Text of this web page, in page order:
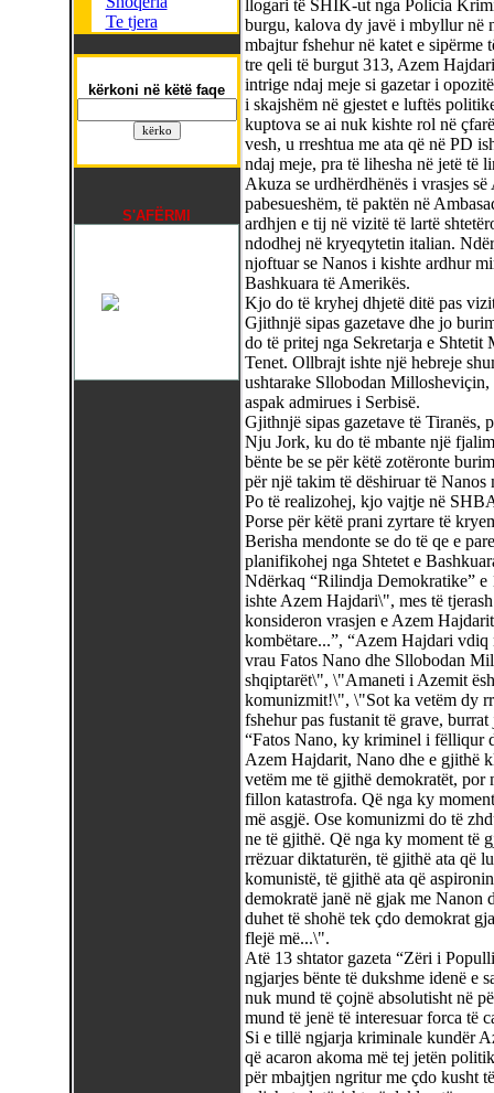
Te tjera
kërkoni në këtë faqe
S'AFËRMI
llogari të SHIK-ut nga Policia
burgu, kalova dy javë i mbyllur në
mbajtur fshehur në katet e sipërme
tre qeli të burgut 313, Azem
intrige ndaj meje si gazetar i
i skajshëm në gjestet e luftës
kuptova se ai nuk kishte rol në
vesh, u rreshtua me ata që në PD
ndaj meje, pra të lihesha në jetë të
Akuza se urdhërdhënës i vrasjes
pabesueshëm, të paktën në
ardhjen e tij në vizitë të lartë
ndodhej në kryeqytetin italian.
njoftuar se Nanos i kishte ardhur
Bashkuara të Amerikës.
Kjo do të kryhej dhjetë ditë pas
Gjithnjë sipas gazetave dhe jo
do të pritej nga Sekretarja e
Tenet. Ollbrajt ishte një hebreje
ushtarake Sllobodan Millosheviçin,
aspak admirues i Serbisë.
Gjithnjë sipas gazetave të Tiranës,
Nju Jork, ku do të mbante një
bënte be se për këtë zotëronte
për një takim të dëshiruar të
Po të realizohej, kjo vajtje në
Porse për këtë prani zyrtare të
Berisha mendonte se do të qe e
planifikohej nga Shtetet e
Ndërkaq “Rilindja Demokratike” e
ishte Azem Hajdari\", mes të
konsideron vrasjen e Azem
kombëtare...”, “Azem Hajdari
vrau Fatos Nano dhe Sllobodan
shqiptarët\", \"Amaneti i Azemit
komunizmit!\", \"Sot ka vetëm dy
fshehur pas fustanit të grave,
“Fatos Nano, ky kriminel i fëlliqur
Azem Hajdarit, Nano dhe e gjithë
vetëm me të gjithë demokratët,
fillon katastrofa. Që nga ky
më asgjë. Ose komunizmi do të
ne të gjithë. Që nga ky moment të
rrëzuar diktaturën, të gjithë ata që
komunistë, të gjithë ata që
demokratë janë në gjak me
duhet të shohë tek çdo demokrat
flejë më...\".
Atë 13 shtator gazeta “Zëri i
ngjarjes bënte të dukshme idenë e
nuk mund të çojnë absolutisht në
mund të jenë të interesuar forca të
Si e tillë ngjarja kriminale kundër
që acaron akoma më tej jetën
për mbajtjen ngritur me çdo kusht